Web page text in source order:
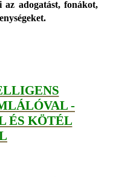
az adogatást, fonákot,
-
ÉS KÖTÉL